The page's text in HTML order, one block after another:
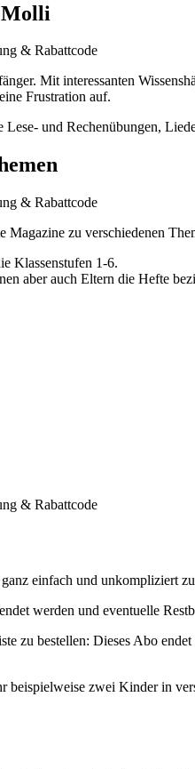
Molli
Mit interessanten
Frustration auf.
und Rechenübungen,
zu verschiedenen
Klassenstufen 1-6.
aber auch Eltern die Hefte
einfach und unkompliziert
werden und eventuelle
zu bestellen: Dieses Abo
zwei Kinder in